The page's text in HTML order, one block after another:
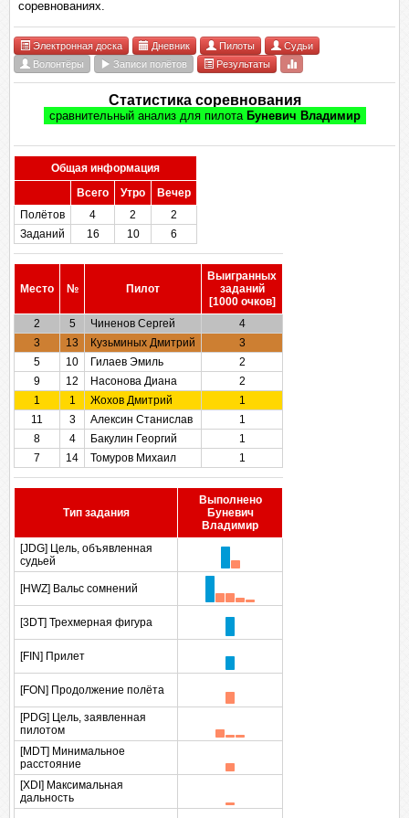
соревнованиях.
Электронная доска Дневник Пилоты
Судьи
Волонтёры
Записи полётов Результаты
Статистика соревнования
сравнительный анализ для пилота Буневич Владимир
Общая информация
Всего
Утро
Вечер
Полётов
4 2
2
Заданий
16 10 6
Место № Пилот
Выигранных
заданий
[1000 очков]
2
5 Чиненов Сергей
4
3
13 Кузьминых Дмитрий
3
5
10 Гилаев Эмиль
2
9
12 Насонова Диана
2
1
1 Жохов Дмитрий
1
11
3 Алексин Станислав
1
8
4 Бакулин Георгий
1
7
14 Томуров Михаил 1
Тип задания
Выполнено
Буневич
Владимир
[JDG] Цель, объявленная
судьей
[HWZ] Вальс сомнений
[3DT] Трехмерная фигура
[FIN] Прилет
[FON] Продолжение полёта
[PDG] Цель, заявленная
пилотом
[MDT] Минимальное
расстояние
[XDI] Максимальная
дальность